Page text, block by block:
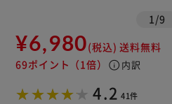
1/9
¥6,980(税込) 送料無料
69ポイント （1倍） info 内訳
4.2 41件